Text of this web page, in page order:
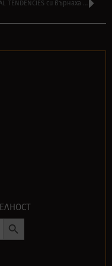
SUICIDAL TENDENCIES си върнаха ‘Instagram’ – спрян заради името им
Search Button